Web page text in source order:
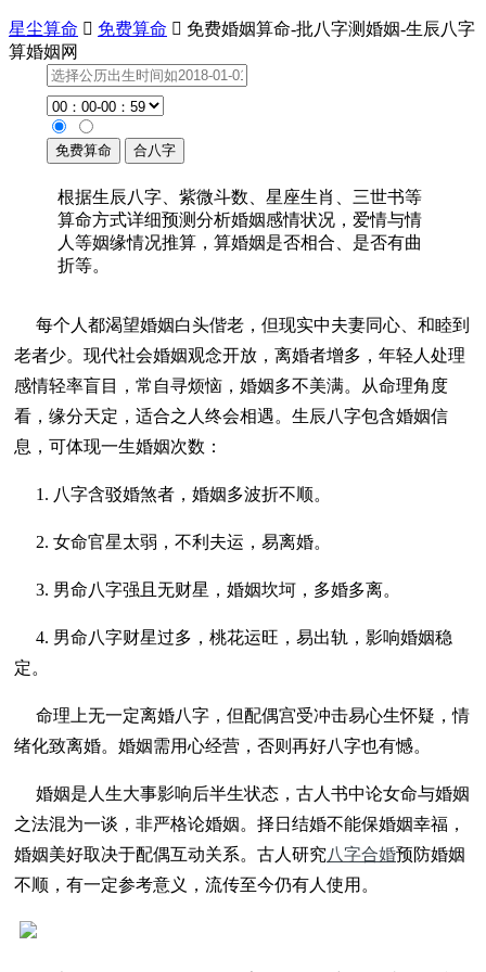
星尘算命  免费算命  免费婚姻算命-批八字测婚姻-生辰八字
算婚姻网
根据生辰八字、紫微斗数、星座生肖、三世书等
算命方式详细预测分析婚姻感情状况，爱情与情
人等姻缘情况推算，算婚姻是否相合、是否有曲
折等。
每个人都渴望婚姻白头偕老，但现实中夫妻同心、和睦到
老者少。现代社会婚姻观念开放，离婚者增多，年轻人处理
感情轻率盲目，常自寻烦恼，婚姻多不美满。从命理角度
看，缘分天定，适合之人终会相遇。生辰八字包含婚姻信
息，可体现一生婚姻次数：
1. 八字含驳婚煞者，婚姻多波折不顺。
2. 女命官星太弱，不利夫运，易离婚。
3. 男命八字强且无财星，婚姻坎坷，多婚多离。
4. 男命八字财星过多，桃花运旺，易出轨，影响婚姻稳
定。
命理上无一定离婚八字，但配偶宫受冲击易心生怀疑，情
绪化致离婚。婚姻需用心经营，否则再好八字也有憾。
婚姻是人生大事影响后半生状态，古人书中论女命与婚姻
之法混为一谈，非严格论婚姻。择日结婚不能保婚姻幸福，
婚姻美好取决于配偶互动关系。古人研究八字合婚预防婚姻
不顺，有一定参考意义，流传至今仍有人使用。